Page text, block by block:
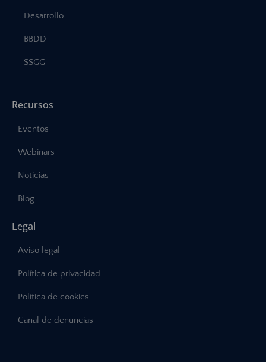
Desarrollo
BBDD
SSGG
Recursos
Eventos
Webinars
Noticias
Blog
Legal
Aviso legal
Política de privacidad
Política de cookies
Canal de denuncias